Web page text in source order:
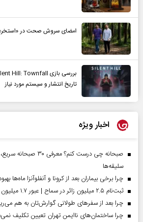
امضای سروش صحت در «استخر»
تاریخ انتشار و سیستم مورد نیاز
اخبار ویژه
صبحانه چی درست کنم؟
سلیقه‌ها
چرا برخی بیماران بعد از کرونا و آنفلوآنزا ماه‌ها
ثبت‌نام ۲.۵ میلیون زائر در سماح | عبور ۱.۷ میلیون نفر از مرز‌های اربعین
چرا بعد از سفرهای طولانی گوارش‌تان به هم
چرا ساختمان‌های ناایمن تهران تعیین تکلیف